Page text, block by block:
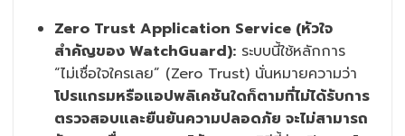
Zero Trust Application Service (หัวใจ
สำคัญของ WatchGuard):ระบบนี้ใช้หลักการ
“ไม่เชื่อใจใครเลย” (Zero Trust) นั่นหมายความว่า
โปรแกรมหรือแอปพลิเคชันใดก็ตามที่ไม่ได้รับการ
ตรวจสอบและยืนยันความปลอดภัย จะไม่สามารถ